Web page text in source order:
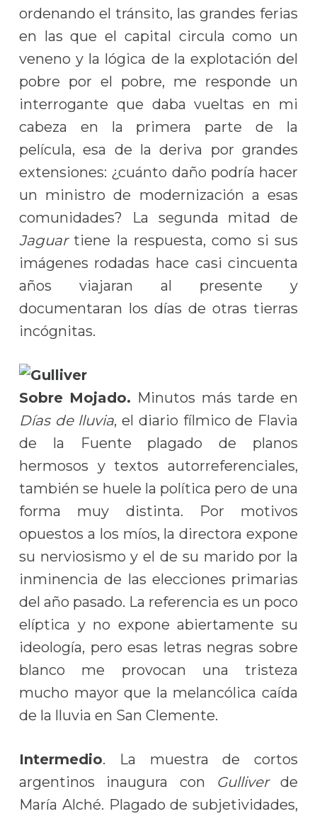
ordenando el tránsito, las grandes ferias
en las que el capital circula como un
veneno y la lógica de la explotación del
pobre por el pobre, me responde un
interrogante que daba vueltas en mi
cabeza en la primera parte de la
película, esa de la deriva por grandes
extensiones: ¿cuánto daño podría hacer
un ministro de modernización a esas
comunidades? La segunda mitad de
Jaguartiene la respuesta, como si sus
imágenes rodadas hace casi cincuenta
años viajaran al presente y
documentaran los días de otras tierras
incógnitas.
Sobre Mojado. Minutos más tarde en
Días de lluvia, el diario fílmico de Flavia
de la Fuente plagado de planos
hermosos y textos autorreferenciales,
también se huele la política pero de una
forma muy distinta. Por motivos
opuestos a los míos, la directora expone
su nerviosismo y el de su marido por la
inminencia de las elecciones primarias
del año pasado. La referencia es un poco
elíptica y no expone abiertamente su
ideología, pero esas letras negras sobre
blanco me provocan una tristeza
mucho mayor que la melancólica caída
de la lluvia en San Clemente.
Intermedio. La muestra de cortos
argentinos inaugura con Gulliverde
María Alché. Plagado de subjetividades,